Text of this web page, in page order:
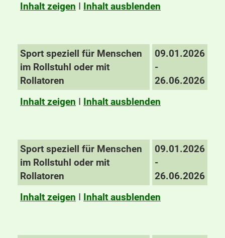
Inhalt zeigen I Inhalt ausblenden
Sport speziell für Menschen
im Rollstuhl oder mit
Rollatoren
09.01.2026
-
26.06.2026
Inhalt zeigen I Inhalt ausblenden
Sport speziell für Menschen
im Rollstuhl oder mit
Rollatoren
09.01.2026
-
26.06.2026
Inhalt zeigen I Inhalt ausblenden